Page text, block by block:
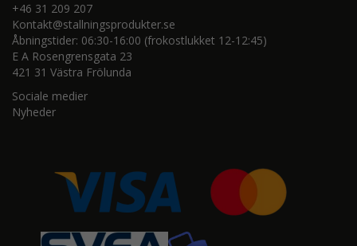
+46 31 209 207
Kontakt@stallningsprodukter.se
Åbningstider: 06:30-16:00 (frokostlukket 12-12:45)
E A Rosengrensgata 23
421 31 Västra Frölunda
Sociale medier
Nyheder